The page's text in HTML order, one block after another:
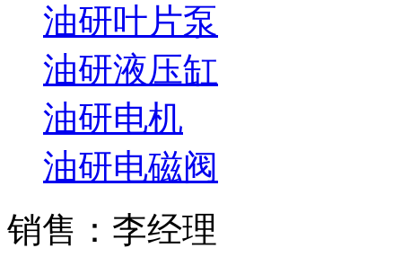
油研叶片泵
油研液压缸
油研电机
油研电磁阀
销售：李经理